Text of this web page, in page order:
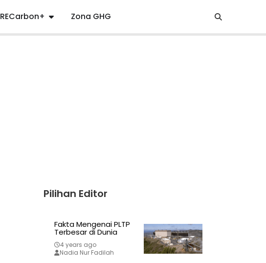
RECarbon+ Zona GHG
Pilihan Editor
Fakta Mengenai PLTP
Terbesar di Dunia
4 years ago
Nadia Nur Fadilah